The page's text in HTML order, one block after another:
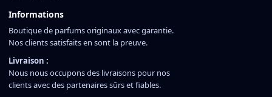
Informations
Boutique de parfums originaux avec garantie.
Nos clients satisfaits en sont la preuve.
Livraison :
Nous nous occupons des livraisons pour nos
clients avec des partenaires sûrs et fiables.